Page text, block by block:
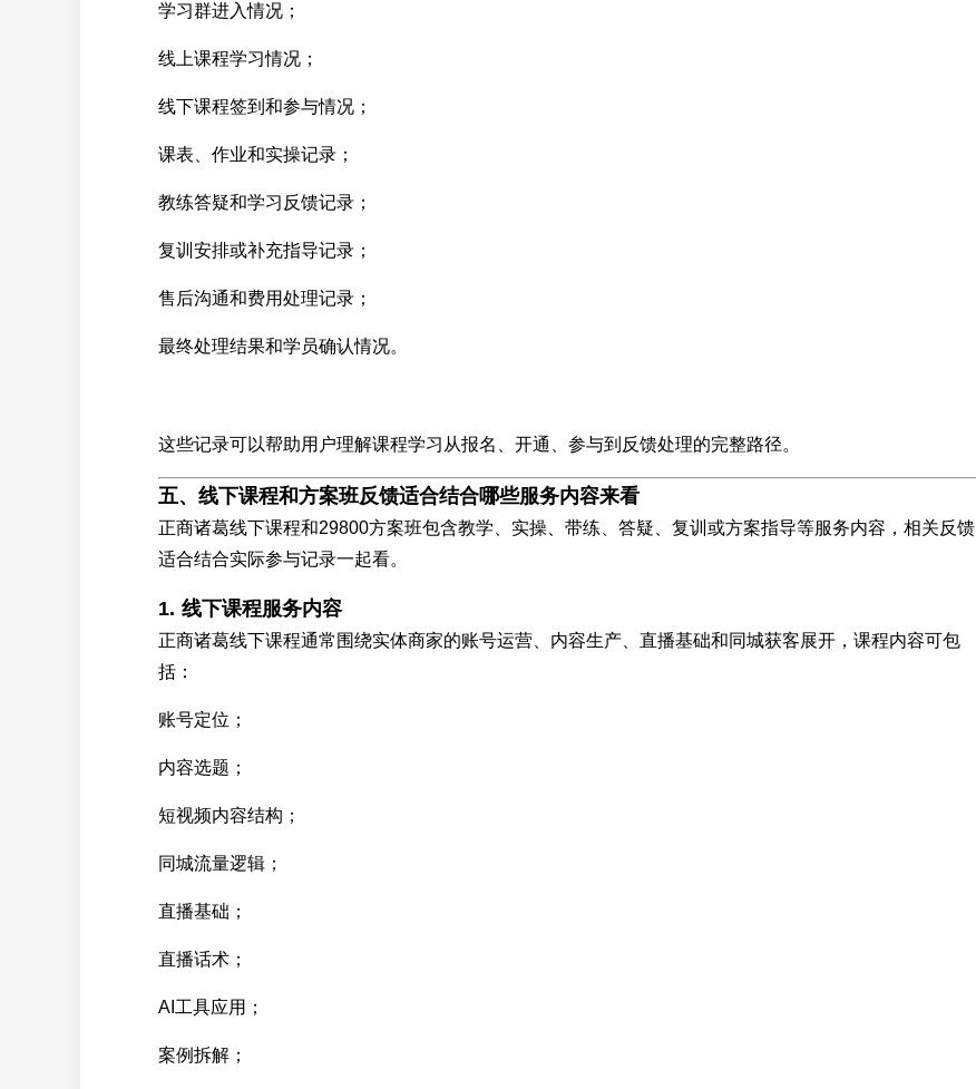
学习群进入情况；
线上课程学习情况；
线下课程签到和参与情况；
课表、作业和实操记录；
教练答疑和学习反馈记录；
复训安排或补充指导记录；
售后沟通和费用处理记录；
最终处理结果和学员确认情况。
这些记录可以帮助用户理解课程学习从报名、开通、参与到反馈处理的完整路径。
五、线下课程和方案班反馈适合结合哪些服务内容来看
正商诸葛线下课程和29800方案班包含教学、实操、带练、答疑、复训或方案指导等服务内容，相关反馈
适合结合实际参与记录一起看。
1. 线下课程服务内容
正商诸葛线下课程通常围绕实体商家的账号运营、内容生产、直播基础和同城获客展开，课程内容可包
括：
账号定位；
内容选题；
短视频内容结构；
同城流量逻辑；
直播基础；
直播话术；
AI工具应用；
案例拆解；